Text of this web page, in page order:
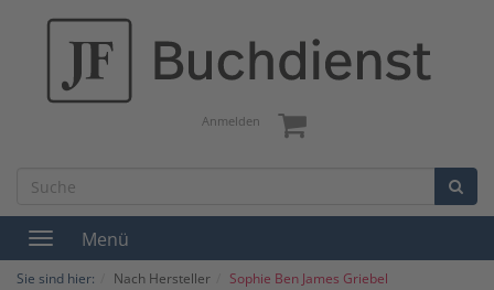
Anmelden
Toggle
navigation
Menü
Sie sind hier: Nach Hersteller Sophie Ben James Griebel